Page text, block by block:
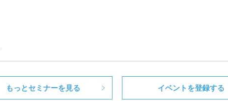
もっとセミナーを見る イベントを登録する